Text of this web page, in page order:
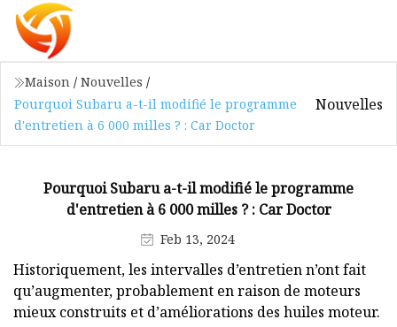
Maison / Nouvelles /
Pourquoi Subaru a-t-il modifié le programme
d'entretien à 6 000 milles ? : Car Doctor
Nouvelles
Pourquoi Subaru a-t-il modifié le programme
d'entretien à 6 000 milles ? : Car Doctor
Feb 13, 2024
Historiquement, les intervalles d’entretien n’ont fait
qu’augmenter, probablement en raison de moteurs
mieux construits et d’améliorations des huiles moteur.